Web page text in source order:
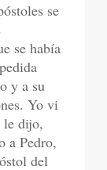
se
se había
y a su
Yo vi
le dijo,
a Pedro,
del